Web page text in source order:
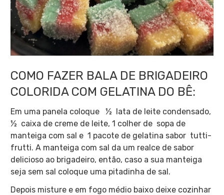
COMO FAZER BALA DE BRIGADEIRO
COLORIDA COM GELATINA DO BÊ:
Em uma panela coloque ½ lata de leite condensado,
½ caixa de creme de leite, 1 colher de sopa de
manteiga com sal e 1 pacote de gelatina sabor tutti-
frutti. A manteiga com sal da um realce de sabor
delicioso ao brigadeiro, então, caso a sua manteiga
seja sem sal coloque uma pitadinha de sal.
Depois misture e em fogo médio baixo deixe cozinhar